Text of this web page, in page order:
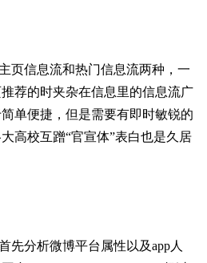
页信息流和热门信息流两种，一
荐的时夹杂在信息里的信息流广
单便捷，但是需要有即时敏锐的
高校互蹭“官宣体”表白也是久居
先分析微博平台属性以及app人